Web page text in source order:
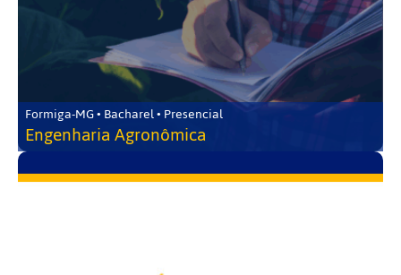
Formiga-MG • Bacharel • Presencial
Engenharia Agronômica